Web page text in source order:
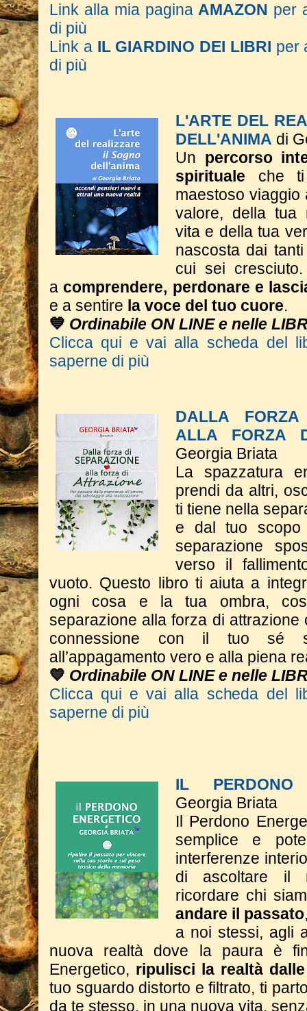
Link alla mia pagina AMAZON per
di più
Link a IL GIARDINO DEI LIBRI per
di più
L'ARTE DEL
DELL'ANIMA di
Un percorso
spirituale che ti
maestoso viaggio
valore, della tua
vita e della tua
nascosta dai
cui sei
a comprendere, perdonare e
e a sentire la voce del tuo cuore.
💙 Ordinabile ON LINE e nelle
Clicca qui e vai alla scheda del
saperne di più
DALLA FORZA
ALLA FORZA
Georgia Briata
La spazzatura
prendi da altri,
ti tiene nella
e dal tuo
separazione
verso il
vuoto. Questo libro ti aiuta a
ogni cosa e la tua ombra,
separazione alla forza di attrazione
connessione con il tuo sé
all’appagamento vero e alla piena
💙 Ordinabile ON LINE e nelle
Clicca qui e vai alla scheda del
saperne di più
IL PERDONO
Georgia Briata
Il Perdono
semplice e
interferenze
di ascoltare il
ricordare chi
andare il passato
a noi stessi, agli
nuova realtà dove la paura è
Energetico, ripulisci la realtà
tuo sguardo distorto e filtrato, ti
da te stesso, in una nuova vita,